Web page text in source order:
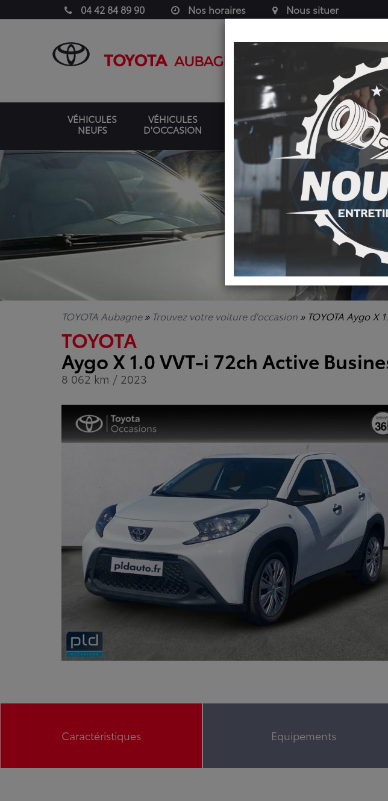
04 42 84 89 90 Nos horaires Nous situer
VÉHICULES
NEUFS
VÉHICULES
D'OCCASION
UTILITAIRES
VÉHICULES
DE SOCIÉTÉ
TOYOTA Aubagne» Trouvez votre voiture d'occasion » TOYOTA Aygo X
TOYOTA
Aygo X 1.0 VVT-i 72ch Active
8 062 km / 2023
Caractéristiques Equipements